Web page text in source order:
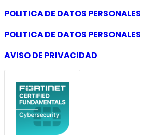
POLITICA DE DATOS PERSONALES
POLITICA DE DATOS PERSONALES
AVISO DE PRIVACIDAD